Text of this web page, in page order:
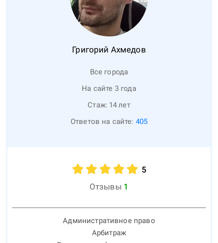
Григорий Ахмедов
Все города
На сайте 3 года
Стаж: 14лет
Ответов на сайте: 405
5
Отзывы 1
Административное право
Арбитраж